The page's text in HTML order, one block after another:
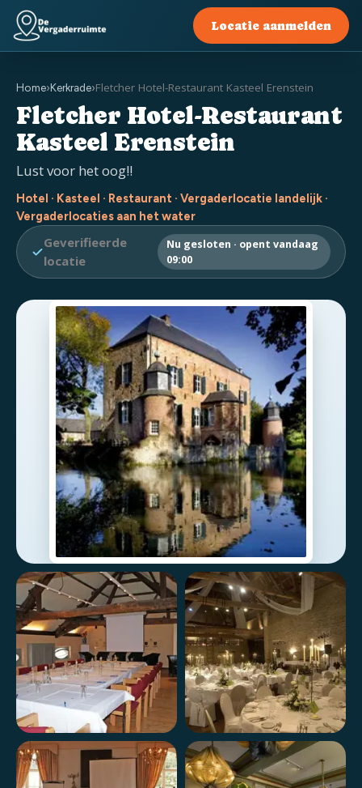
Locatie aanmelden
Home›Kerkrade›Fletcher Hotel-Restaurant Kasteel Erenstein
Fletcher Hotel-Restaurant
Kasteel Erenstein
Lust voor het oog!!
Hotel · Kasteel · Restaurant · Vergaderlocatie landelijk ·
Vergaderlocaties aan het water
Geverifieerde
locatie
Nu gesloten · opent vandaag
09:00